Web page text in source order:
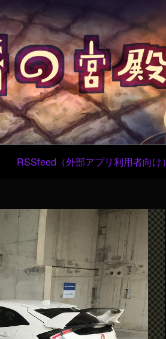
ン
テ
ン
ツ
へ
ス
キ
ッ
プ
RSSfeed（外部アプリ利用者向け）